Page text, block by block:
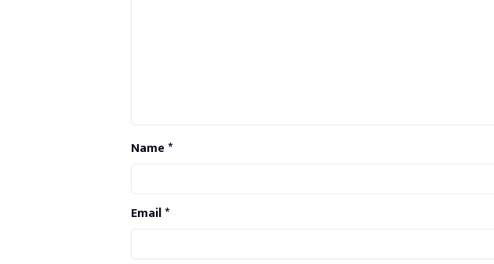
Name*
Email*